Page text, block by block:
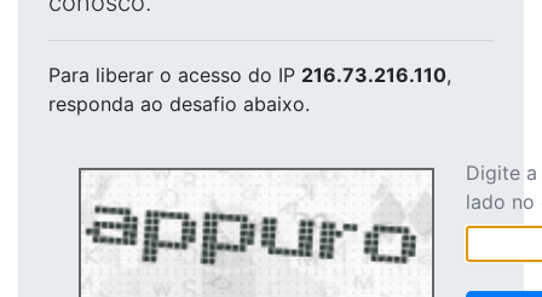
Para liberar o acesso do IP 216.73.216.110,
responda ao desafio abaixo.
Digite
lado no